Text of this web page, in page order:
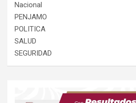
Nacional
PENJAMO
POLITICA
SALUD
SEGURIDAD